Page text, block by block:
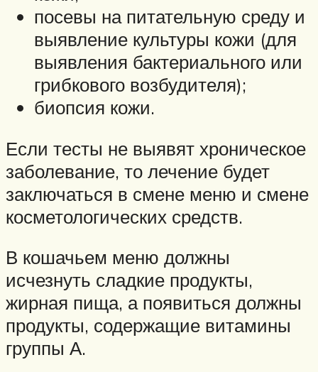
посевы на питательную среду и
выявление культуры кожи (для
выявления бактериального или
грибкового возбудителя);
биопсия кожи.
Если тесты не выявят хроническое
заболевание, то лечение будет
заключаться в смене меню и смене
косметологических средств.
В кошачьем меню должны
исчезнуть сладкие продукты,
жирная пища, а появиться должны
продукты, содержащие витамины
группы А.